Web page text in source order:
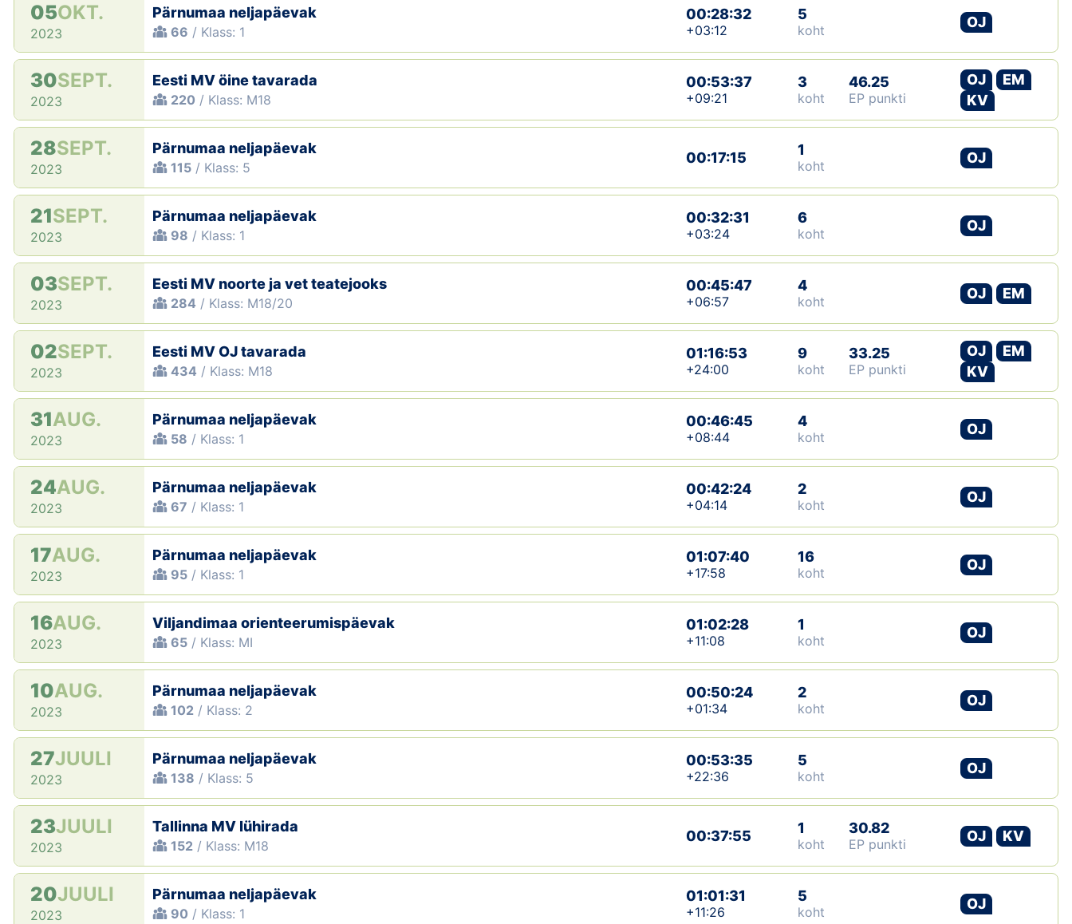
05OKT.
2023
Pärnumaa neljapäevak
66 / Klass: 1
00:28:32
+03:12
5
koht
OJ
30SEPT.
2023
Eesti MV öine tavarada
220 / Klass: M18
00:53:37
+09:21
3
koht
46.25
EP punkti
OJ
EM
KV
28SEPT.
2023
Pärnumaa neljapäevak
115 / Klass: 5
00:17:15 1
koht
OJ
21SEPT.
2023
Pärnumaa neljapäevak
98 / Klass: 1
00:32:31
+03:24
6
koht
OJ
03SEPT.
2023
Eesti MV noorte ja vet teatejooks
284 / Klass: M18/20
00:45:47
+06:57
4
koht
OJ EM
02SEPT.
2023
Eesti MV OJ tavarada
434 / Klass: M18
01:16:53
+24:00
9
koht
33.25
EP punkti
OJ
EM
KV
31AUG.
2023
Pärnumaa neljapäevak
58 / Klass: 1
00:46:45
+08:44
4
koht
OJ
24AUG.
2023
Pärnumaa neljapäevak
67 / Klass: 1
00:42:24
+04:14
2
koht
OJ
17AUG.
2023
Pärnumaa neljapäevak
95 / Klass: 1
01:07:40
+17:58
16
koht
OJ
16AUG.
2023
Viljandimaa orienteerumispäevak
65 / Klass: MI
01:02:28
+11:08
1
koht
OJ
10AUG.
2023
Pärnumaa neljapäevak
102 / Klass: 2
00:50:24
+01:34
2
koht
OJ
27JUULI
2023
Pärnumaa neljapäevak
138 / Klass: 5
00:53:35
+22:36
5
koht
OJ
23JUULI
2023
Tallinna MV lühirada
152 / Klass: M18
00:37:55 1
koht
30.82
EP punkti
OJ KV
20JUULI
2023
Pärnumaa neljapäevak
90 / Klass: 1
01:01:31
+11:26
5
koht
OJ